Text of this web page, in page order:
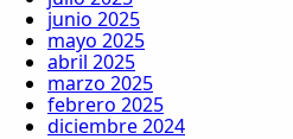
junio 2025
mayo 2025
abril 2025
marzo 2025
febrero 2025
diciembre 2024